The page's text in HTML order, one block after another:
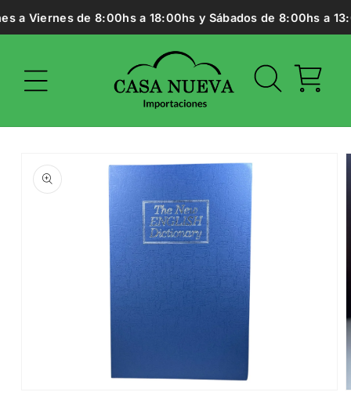
directamente
al contenido
a Viernes de 8:00hs a 18:00hs y Sábados de 8:00hs a
Carrito
información